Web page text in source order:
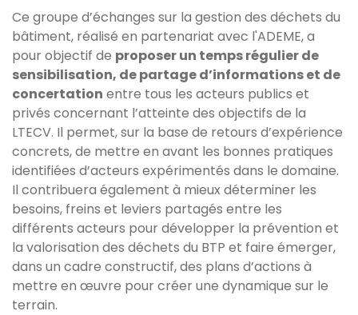
Ce groupe d’échanges sur la gestion des déchets du
bâtiment, réalisé en partenariat avec l'ADEME, a
pour objectif de proposer un temps régulier de
sensibilisation, de partage d’informations et de
concertation entre tous les acteurs publics et
privés concernant l’atteinte des objectifs de la
LTECV. Il permet, sur la base de retours d’expérience
concrets, de mettre en avant les bonnes pratiques
identifiées d’acteurs expérimentés dans le domaine.
Il contribuera également à mieux déterminer les
besoins, freins et leviers partagés entre les
différents acteurs pour développer la prévention et
la valorisation des déchets du BTP et faire émerger,
dans un cadre constructif, des plans d’actions à
mettre en œuvre pour créer une dynamique sur le
terrain.